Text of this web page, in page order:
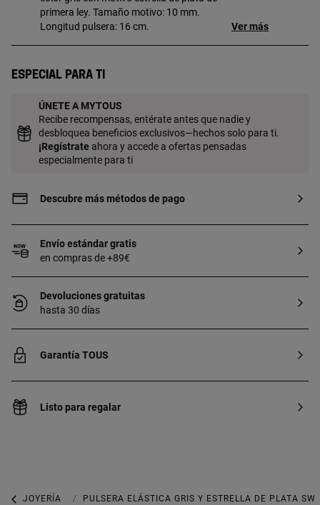
primera ley. Tamaño motivo: 10 mm.
Longitud pulsera: 16 cm.
Ver más
Especial para ti
ÚNETE A MYTOUS
Recibe recompensas, entérate antes que nadie y
desbloquea beneficios exclusivos—hechos solo para ti.
¡Regístrate ahora y accede a ofertas pensadas
especialmente para ti
Descubre más métodos de pago
Envío estándar gratis
en compras de +89€
Devoluciones gratuitas
hasta 30 días
Garantía TOUS
Listo para regalar
JOYERÍA JOYAS DE PLATA 925
PULSERA ELÁSTICA GRIS Y ESTRELLA DE PLATA